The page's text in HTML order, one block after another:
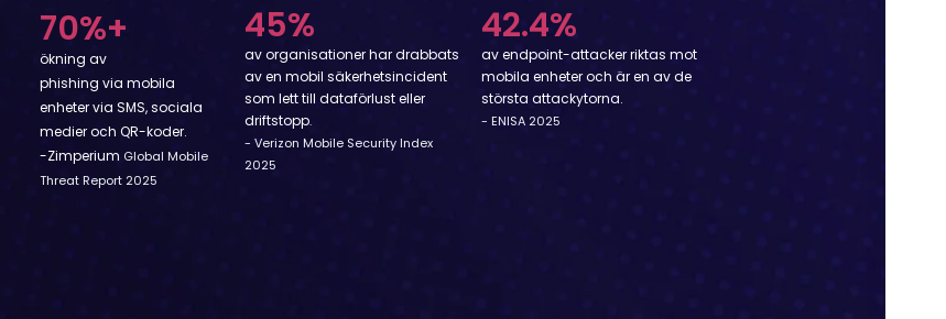
70%+
ökning av
phishing via mobila
enheter via SMS, sociala
medier och QR-koder.
-Zimperium Global Mobile
Threat Report 2025
45%
av organisationer har drabbats
av en mobil säkerhetsincident
som lett till dataförlust eller
driftstopp.
- Verizon Mobile Security Index
2025
42.4%
av endpoint-attacker riktas mot
mobila enheter och är en av de
största attackytorna.
- ENISA 2025